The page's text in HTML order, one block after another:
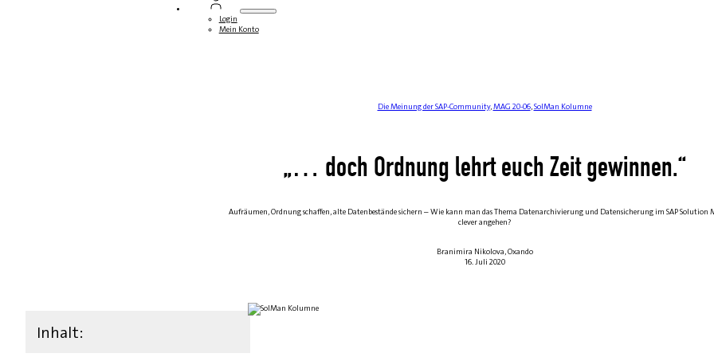
Login
Mein Konto
Die Meinung der SAP-Community,MAG 20-06,SolMan Kolumne
„… doch Ordnung lehrt euch Zeit gewinnen.“
Aufräumen, Ordnung schaffen, alte Datenbestände sichern – Wie kann man das Thema Datenarchivierung und Datensicherung im SAP Solution
clever angehen?
Branimira Nikolova, Oxando
16. Juli 2020
Inhalt: